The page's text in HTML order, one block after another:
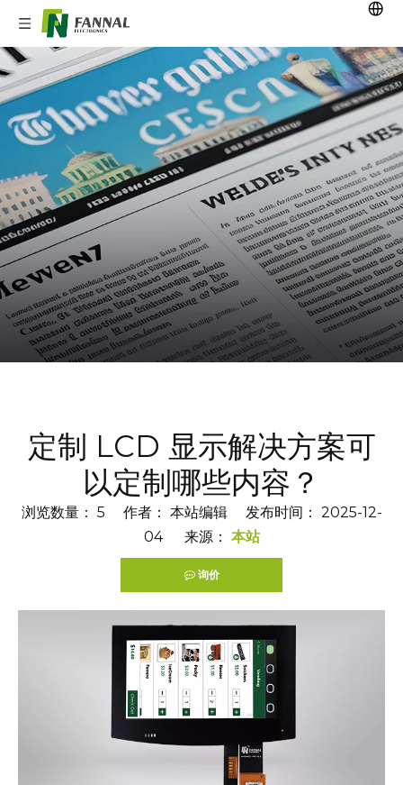
定制 LCD 显示解决方案可
以定制哪些内容？
浏览数量： 5 作者： 本站编辑 发布时间： 2025-12-
04 来源： 本站
询价